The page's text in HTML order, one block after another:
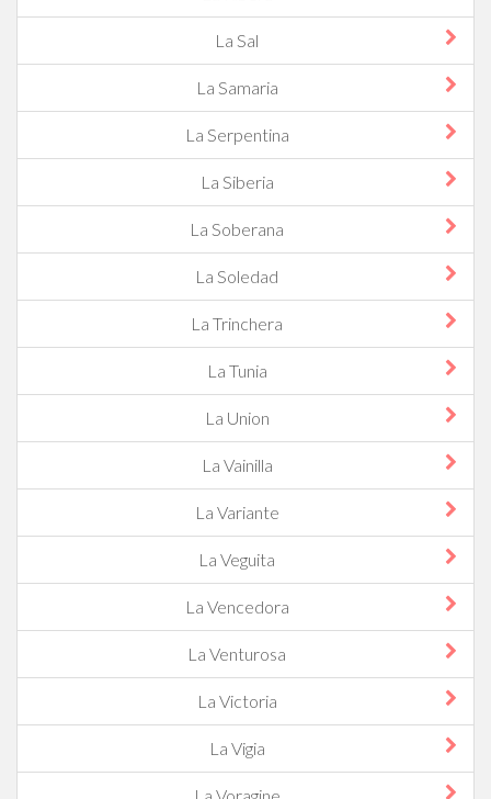
La Sal
La Samaria
La Serpentina
La Siberia
La Soberana
La Soledad
La Trinchera
La Tunia
La Union
La Vainilla
La Variante
La Veguita
La Vencedora
La Venturosa
La Victoria
La Vigia